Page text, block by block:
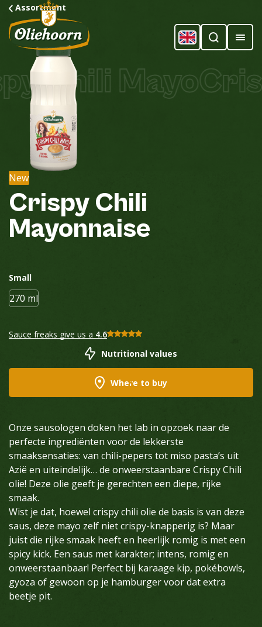
Assortment
Chili Mayo
New
Crispy Chili
Mayonnaise
Small
270 ml
Sauce freaks give us a 4.6
Nutritional values
Where to buy
Onze sausologen doken het lab in opzoek naar de
perfecte ingrediënten voor de lekkerste
smaaksensaties: van chili-pepers tot miso pasta’s uit
Azië en uiteindelijk… de onweerstaanbare Crispy Chili
olie! Deze olie geeft je gerechten een diepe, rijke
smaak.
Wist je dat, hoewel crispy chili olie de basis is van deze
saus, deze mayo zelf niet crispy-knapperig is? Maar
juist die rijke smaak heeft en heerlijk romig is met een
spicy kick. Een saus met karakter; intens, romig en
onweerstaanbaar! Perfect bij karaage kip, pokébowls,
gyoza of gewoon op je hamburger voor dat extra
beetje pit.